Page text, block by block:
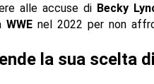
alle accuse di Becky
WWEnel 2022 per non
la sua scelta